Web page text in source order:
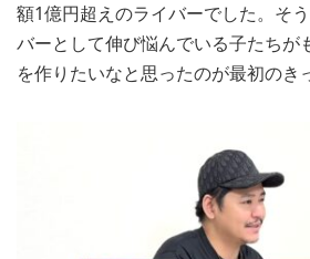
額1億円超えのライバーでした。そ
バーとして伸び悩んでいる子たちが
を作りたいなと思ったのが最初のき